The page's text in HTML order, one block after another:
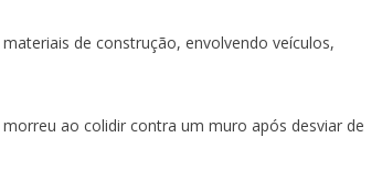
de construção, envolvendo veículos,
ao colidir contra um muro após desviar de